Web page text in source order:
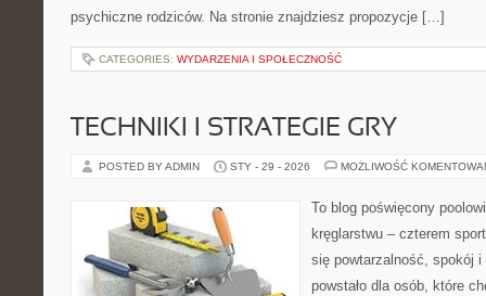
psychiczne rodziców. Na stronie znajdziesz propozycje […]
CATEGORIES: WYDARZENIA I SPOŁECZNOŚĆ
TECHNIKI I STRATEGIE GRY
POSTED BY ADMIN STY - 29 - 2026 MOŻLIWOŚĆ
To blog poświęcony
kręglarstwu – czterem
się powtarzalność, spokój i
powstało dla osób, które